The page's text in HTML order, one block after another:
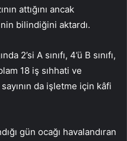
attığını ancak
bilindiğini aktardı.
2’si A sınıfı, 4’ü B sınıfı,
18 iş sıhhati ve
da işletme için kâfi
gün ocağı havalandıran